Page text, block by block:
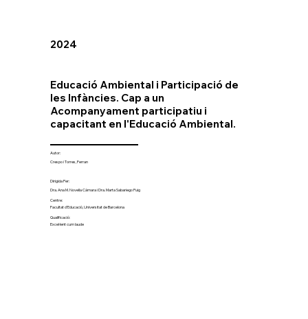
2024
Educació Ambiental i Participació de
les Infàncies. Cap a un
Acompanyament participatiu i
capacitant en l'Educació Ambiental.
Autor:
Crespo i Torres, Ferran
Dirigida Per:
Dra. Ana M. Novella Cámara i Dra. Marta Sabariego Puig
Centre:
Facultat d'Educació, Universitat de Barcelona
Qualificació:
Excel·lent cum laude